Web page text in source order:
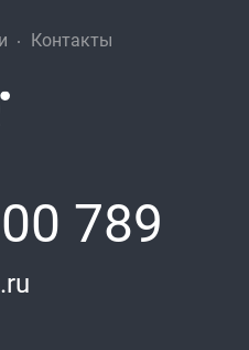
Контакты
789